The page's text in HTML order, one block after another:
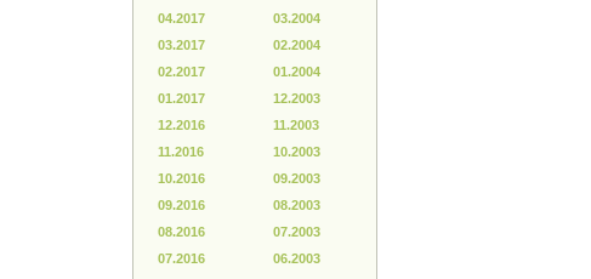
04.2017
03.2017
02.2017
01.2017
12.2016
11.2016
10.2016
09.2016
08.2016
07.2016
03.2004
02.2004
01.2004
12.2003
11.2003
10.2003
09.2003
08.2003
07.2003
06.2003